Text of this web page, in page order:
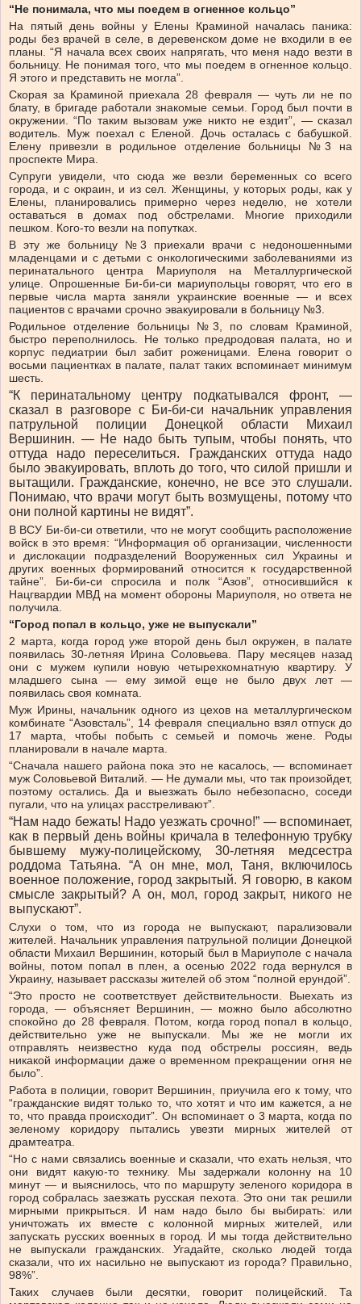
“Не понимала, что мы поедем в огненное кольцо”
На пятый день войны у Елены Краминой началась паника:
роды без врачей в селе, в деревенском доме не входили в ее
планы. “Я начала всех своих напрягать, что меня надо везти в
больницу. Не понимая того, что мы поедем в огненное кольцо.
Я этого и представить не могла”.
Скорая за Краминой приехала 28 февраля — чуть ли не по
блату, в бригаде работали знакомые семьи. Город был почти в
окружении. “По таким вызовам уже никто не ездит”, — сказал
водитель. Муж поехал с Еленой. Дочь осталась с бабушкой.
Елену привезли в родильное отделение больницы №3 на
проспекте Мира.
Супруги увидели, что сюда же везли беременных со всего
города, и с окраин, и из сел. Женщины, у которых роды, как у
Елены, планировались примерно через неделю, не хотели
оставаться в домах под обстрелами. Многие приходили
пешком. Кого-то везли на попутках.
В эту же больницу №3 приехали врачи с недоношенными
младенцами и с детьми с онкологическими заболеваниями из
перинатального центра Мариуполя на Металлургической
улице. Опрошенные Би-би-си мариупольцы говорят, что его в
первые числа марта заняли украинские военные — и всех
пациентов с врачами срочно эвакуировали в больницу №3.
Родильное отделение больницы №3, по словам Краминой,
быстро переполнилось. Не только предродовая палата, но и
корпус педиатрии был забит роженицами. Елена говорит о
восьми пациентках в палате, палат таких вспоминает минимум
шесть.
“К перинатальному центру подкатывался фронт, —
сказал в разговоре с Би-би-си начальник управления
патрульной полиции Донецкой области Михаил
Вершинин. — Не надо быть тупым, чтобы понять, что
оттуда надо переселиться. Гражданских оттуда надо
было эвакуировать, вплоть до того, что силой пришли и
вытащили. Гражданские, конечно, не все это слушали.
Понимаю, что врачи могут быть возмущены, потому что
они полной картины не видят”.
В ВСУ Би-би-си ответили, что не могут сообщить расположение
войск в это время: “Информация об организации, численности
и дислокации подразделений Вооруженных сил Украины и
других военных формирований относится к государственной
тайне”. Би-би-си спросила и полк “Азов”, относившийся к
Нацгвардии МВД на момент обороны Мариуполя, но ответа не
получила.
“Город попал в кольцо, уже не выпускали”
2 марта, когда город уже второй день был окружен, в палате
появилась 30-летняя Ирина Соловьева. Пару месяцев назад
они с мужем купили новую четырехкомнатную квартиру. У
младшего сына — ему зимой еще не было двух лет —
появилась своя комната.
Муж Ирины, начальник одного из цехов на металлургическом
комбинате “Азовсталь”, 14 февраля специально взял отпуск до
17 марта, чтобы побыть с семьей и помочь жене. Роды
планировали в начале марта.
“Сначала нашего района пока это не касалось, — вспоминает
муж Соловьевой Виталий. — Не думали мы, что так произойдет,
поэтому остались. Да и выезжать было небезопасно, соседи
пугали, что на улицах расстреливают”.
“Нам надо бежать! Надо уезжать срочно!” — вспоминает,
как в первый день войны кричала в телефонную трубку
бывшему мужу-полицейскому, 30-летняя медсестра
роддома Татьяна. “А он мне, мол, Таня, включилось
военное положение, город закрытый. Я говорю, в каком
смысле закрытый? А он, мол, город закрыт, никого не
выпускают”.
Слухи о том, что из города не выпускают, парализовали
жителей. Начальник управления патрульной полиции Донецкой
области Михаил Вершинин, который был в Мариуполе с начала
войны, потом попал в плен, а осенью 2022 года вернулся в
Украину, называет рассказы жителей об этом “полной ерундой”.
“Это просто не соответствует действительности. Выехать из
города, — объясняет Вершинин, — можно было абсолютно
спокойно до 28 февраля. Потом, когда город попал в кольцо,
действительно уже не выпускали. Мы же не могли их
отправлять неизвестно куда под обстрелы россиян, ведь
никакой информации даже о временном прекращении огня не
было”.
Работа в полиции, говорит Вершинин, приучила его к тому, что
“гражданские видят только то, что хотят и что им кажется, а не
то, что правда происходит”. Он вспоминает о 3 марта, когда по
зеленому коридору пытались увезти мирных жителей от
драмтеатра.
“Но с нами связались военные и сказали, что ехать нельзя, что
они видят какую-то технику. Мы задержали колонну на 10
минут — и выяснилось, что по маршруту зеленого коридора в
город собралась заезжать русская пехота. Это они так решили
мирными прикрыться. И нам надо было бы выбирать: или
уничтожать их вместе с колонной мирных жителей, или
запускать русских военных в город. И мы тогда действительно
не выпускали гражданских. Угадайте, сколько людей тогда
сказали, что их насильно не выпускают из города? Правильно,
98%”.
Таких случаев были десятки, говорит полицейский. Та